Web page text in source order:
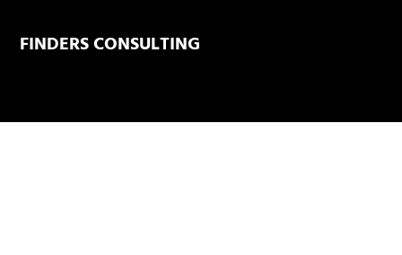
FINDERS CONSULTING